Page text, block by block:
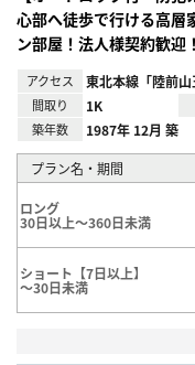
心部へ徒歩で行ける高層
ン部屋！法人様契約歓迎！
アクセス 東北本線「陸前山
間取り 1K
築年数 1987年 12月 築
プラン名・期間
ロング
30日以上～360日未満
ショート【7日以上】
～30日未満